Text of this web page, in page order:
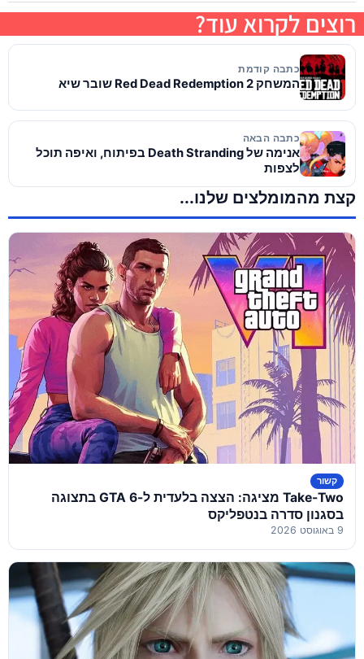
רוצים לקרוא עוד?
כתבה קודמת
המשחק Red Dead Redemption 2 שובר שיא
כתבה הבאה
אנימה של Death Stranding בפיתוח, ואיפה תוכל
לצפות
קצת מהמומלצים שלנו...
קשור
Take-Two מציגה: הצצה בלעדית ל-GTA 6 בתצוגה
בסגנון סדרה בנטפליקס
9 באוגוסט 2026